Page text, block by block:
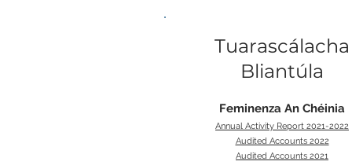
Tuarascálacha
Bliantúla
Feminenza An Chéinia
Annual Activity Report 2021-2022
Audited Accounts 2022
Audited Accounts 2021